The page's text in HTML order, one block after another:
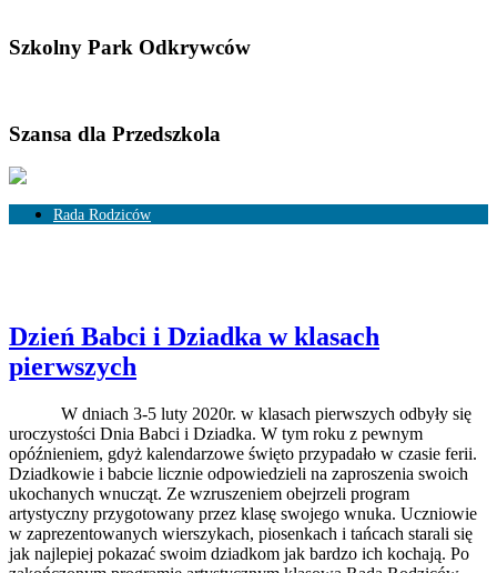
Szkolny Park Odkrywców
Szansa dla Przedszkola
Rada Rodziców
Dzień Babci i Dziadka w klasach
pierwszych
W dniach 3-5 luty 2020r. w klasach pierwszych odbyły się
uroczystości Dnia Babci i Dziadka. W tym roku z pewnym
opóźnieniem, gdyż kalendarzowe święto przypadało w czasie ferii.
Dziadkowie i babcie licznie odpowiedzieli na zaproszenia swoich
ukochanych wnucząt. Ze wzruszeniem obejrzeli program
artystyczny przygotowany przez klasę swojego wnuka. Uczniowie
w zaprezentowanych wierszykach, piosenkach i tańcach starali się
jak najlepiej pokazać swoim dziadkom jak bardzo ich kochają. Po